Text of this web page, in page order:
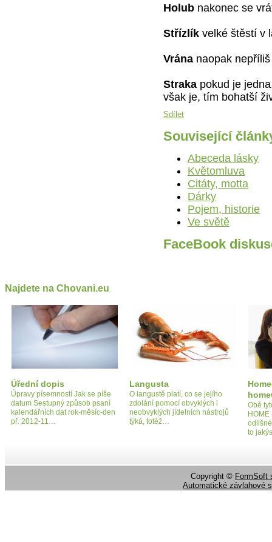
Holub nakonec se
Střízlík velké štěstí v
Vrána naopak
Straka pokud je
však je, tím bohatší
Sdílet
Související
Abeceda lásky
Květomluva
Citáty, motta
Dárky
Pojem, historie
Ve světě
FaceBook
Najdete na Chovani.eu
Úřední dopis
Úpravy písemností Jak se píše
datum Sestupný způsob psaní
kalendářních dat rok-měsíc-den
př. 2012-11…
Langusta
O langustě platí, co se jejího
zdolání pomocí obvyklých i
neobvyklých jídelních nástrojů
týká, totéž…
Obě
HOME
to
Copyright © FormSoft
Automatické závlahové